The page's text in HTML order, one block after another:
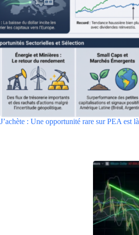
J’achète : Une opportunité rare sur PEA est là